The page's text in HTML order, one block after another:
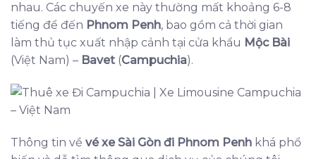
nhau. Các chuyến xe này thường mất khoảng 6-8
tiếng để đến Phnom Penh, bao gồm cả thời gian
làm thủ tục xuất nhập cảnh tại cửa khẩu Mộc Bài
(Việt Nam) – Bavet (Campuchia).
Thông tin về vé xe Sài Gòn đi Phnom Penh khá phổ